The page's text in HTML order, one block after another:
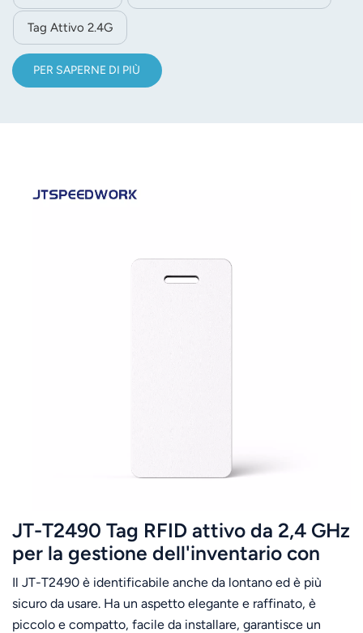
Tag Attivo 2.4G
PER SAPERNE DI PIÙ
JT-T2490 Tag RFID attivo da 2,4 GHz
per la gestione dell'inventario con
batteria sostituibile
Il JT-T2490 è identificabile anche da lontano ed è più
sicuro da usare. Ha un aspetto elegante e raffinato, è
piccolo e compatto, facile da installare, garantisce un